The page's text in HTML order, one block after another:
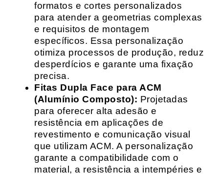
formatos e cortes personalizados
para atender a geometrias complexas
e requisitos de montagem
específicos. Essa personalização
otimiza processos de produção, reduz
desperdícios e garante uma fixação
precisa.
Fitas Dupla Face para ACM
(Alumínio Composto): Projetadas
para oferecer alta adesão e
resistência em aplicações de
revestimento e comunicação visual
que utilizam ACM. A personalização
garante a compatibilidade com o
material, a resistência a intempéries e